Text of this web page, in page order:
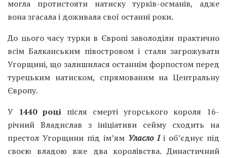
могла протистояти натиску турків-османів, адже
вона згасала і доживала свої останні роки.
До цього часу турки в Європі заволоділи практично
всім Балканським півостровом і стали загрожувати
Угорщині, що залишилася останнім форпостом перед
турецьким натиском, спрямованим на Центральну
Європу.
У 1440 році після смерті угорського короля 16-
річний Владислав з ініціативи сейму сходить на
престол Угорщини під ім’ям Уласло Iі об’єднує під
своєю владою вже два королівства. Династичний